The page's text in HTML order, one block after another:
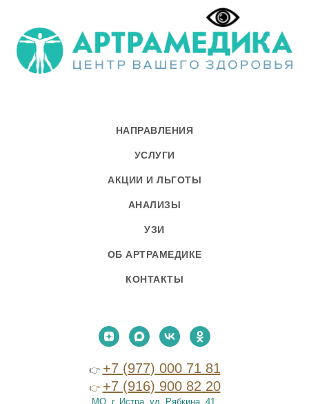
НАПРАВЛЕНИЯ
УСЛУГИ
АКЦИИ И ЛЬГОТЫ
АНАЛИЗЫ
УЗИ
ОБ АРТРАМЕДИКЕ
КОНТАКТЫ
👉 +7 (977) 000 71 81
👉 +7 (916) 900 82 20
МО, г. Истра, ул. Рябкина, 41.